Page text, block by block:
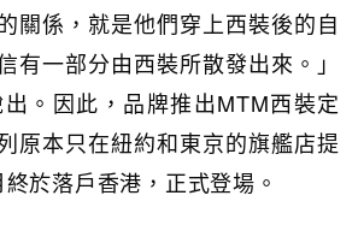
關係，就是他們穿上西裝後的自
有一部分由西裝所散發出來。」
。因此，品牌推出MTM西裝定
原本只在紐約和東京的旗艦店提
於落戶香港，正式登場。